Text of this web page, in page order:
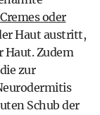
Cremes oder
Haut austritt,
Haut. Zudem
zur
Schub der